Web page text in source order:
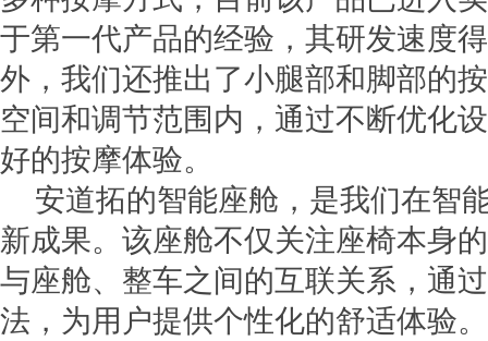
于第一代产品的经验，其研发速度
外，我们还推出了小腿部和脚部的
空间和调节范围内，通过不断优化
好的按摩体验。
安道拓的智能座舱，是我们在智
新成果。该座舱不仅关注座椅本身
与座舱、整车之间的互联关系，通
法，为用户提供个性化的舒适体验。